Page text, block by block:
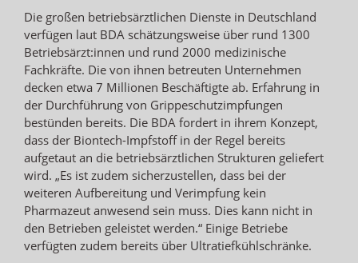
Die großen betriebsärztlichen Dienste in Deutschland
verfügen laut BDA schätzungsweise über rund 1300
Betriebsärzt:innen und rund 2000 medizinische
Fachkräfte. Die von ihnen betreuten Unternehmen
decken etwa 7 Millionen Beschäftigte ab. Erfahrung in
der Durchführung von Grippeschutzimpfungen
bestünden bereits. Die BDA fordert in ihrem Konzept,
dass der Biontech-Impfstoff in der Regel bereits
aufgetaut an die betriebsärztlichen Strukturen geliefert
wird. „Es ist zudem sicherzustellen, dass bei der
weiteren Aufbereitung und Verimpfung kein
Pharmazeut anwesend sein muss. Dies kann nicht in
den Betrieben geleistet werden.“ Einige Betriebe
verfügten zudem bereits über Ultratiefkühlschränke.